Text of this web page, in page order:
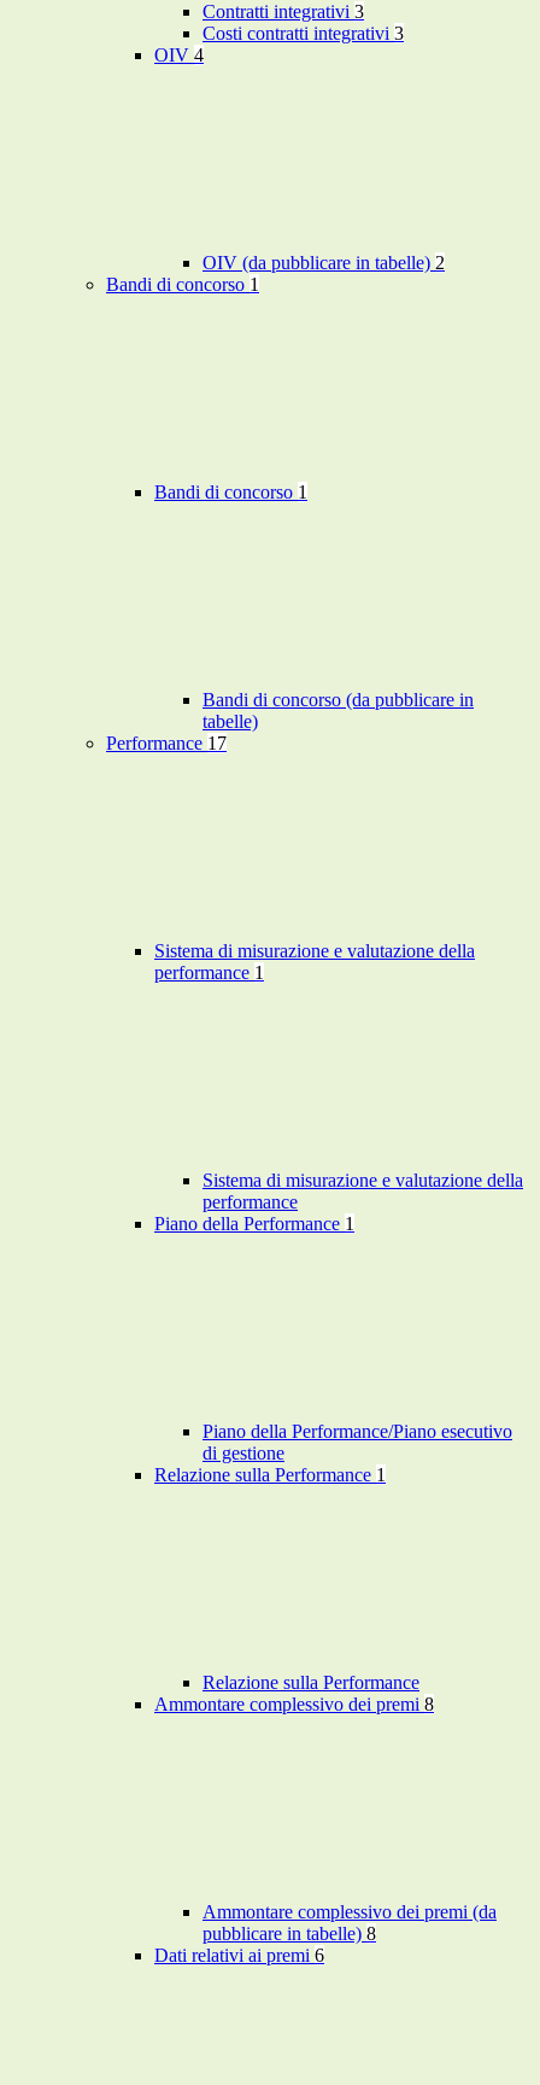
Contratti integrativi 3
Costi contratti integrativi 3
OIV 4
OIV (da pubblicare in tabelle) 2
Bandi di concorso 1
Bandi di concorso 1
Bandi di concorso (da pubblicare in
tabelle)
Performance 17
Sistema di misurazione e valutazione della
performance 1
Sistema di misurazione e valutazione della
performance
Piano della Performance 1
Piano della Performance/Piano esecutivo
di gestione
Relazione sulla Performance 1
Relazione sulla Performance
Ammontare complessivo dei premi 8
Ammontare complessivo dei premi (da
pubblicare in tabelle) 8
Dati relativi ai premi 6